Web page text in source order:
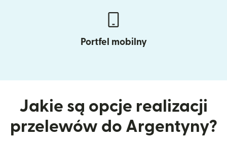
Portfel mobilny
Jakie są opcje realizacji
przelewów do Argentyny?